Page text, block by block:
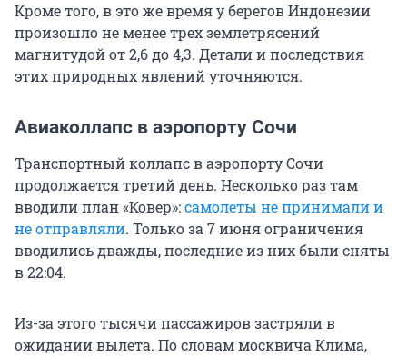
Кроме того, в это же время у берегов Индонезии
произошло не менее трех землетрясений
магнитудой от 2,6 до 4,3. Детали и последствия
этих природных явлений уточняются.
Авиаколлапс в аэропорту Сочи
Транспортный коллапс в аэропорту Сочи
продолжается третий день. Несколько раз там
вводили план «Ковер»:самолеты не принимали и
не отправляли. Только за 7 июня ограничения
вводились дважды, последние из них были сняты
в 22:04.
Из-за этого тысячи пассажиров застряли в
ожидании вылета. По словам москвича Клима,